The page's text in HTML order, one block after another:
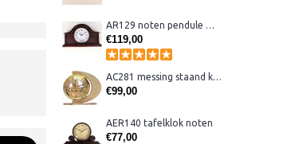
AR129 noten pendule met Westminster
€119,00
AC281 messing staand klokje
€99,00
AER140 tafelklok noten
€77,00